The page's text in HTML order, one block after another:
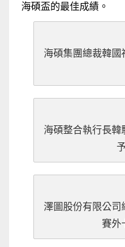
海碩盃的最佳成績。
海碩集團總裁韓
海碩整合執行長
澤圖股份有限公
賽外